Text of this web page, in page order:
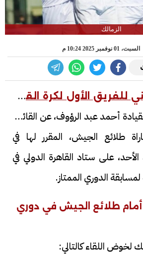
الزمالك
السبت، 01 نوفمبر 2025 10:24 م
للفريق الأول لكرة القدم
أحمد عبد الرؤوف، عن القائمة
طلائع الجيش، المقرر لها في
على ستاد القاهرة الدولي في
لمسابقة الدوري الممتاز.
أمام طلائع الجيش في دوري
لخوض اللقاء كالتالي: